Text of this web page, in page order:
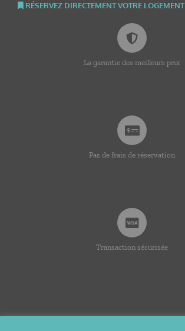
RÉSERVEZ DIRECTEMENT VOTRE LOGEMENT
La garantie des meilleurs prix
Pas de frais de réservation
Transaction sécurisée